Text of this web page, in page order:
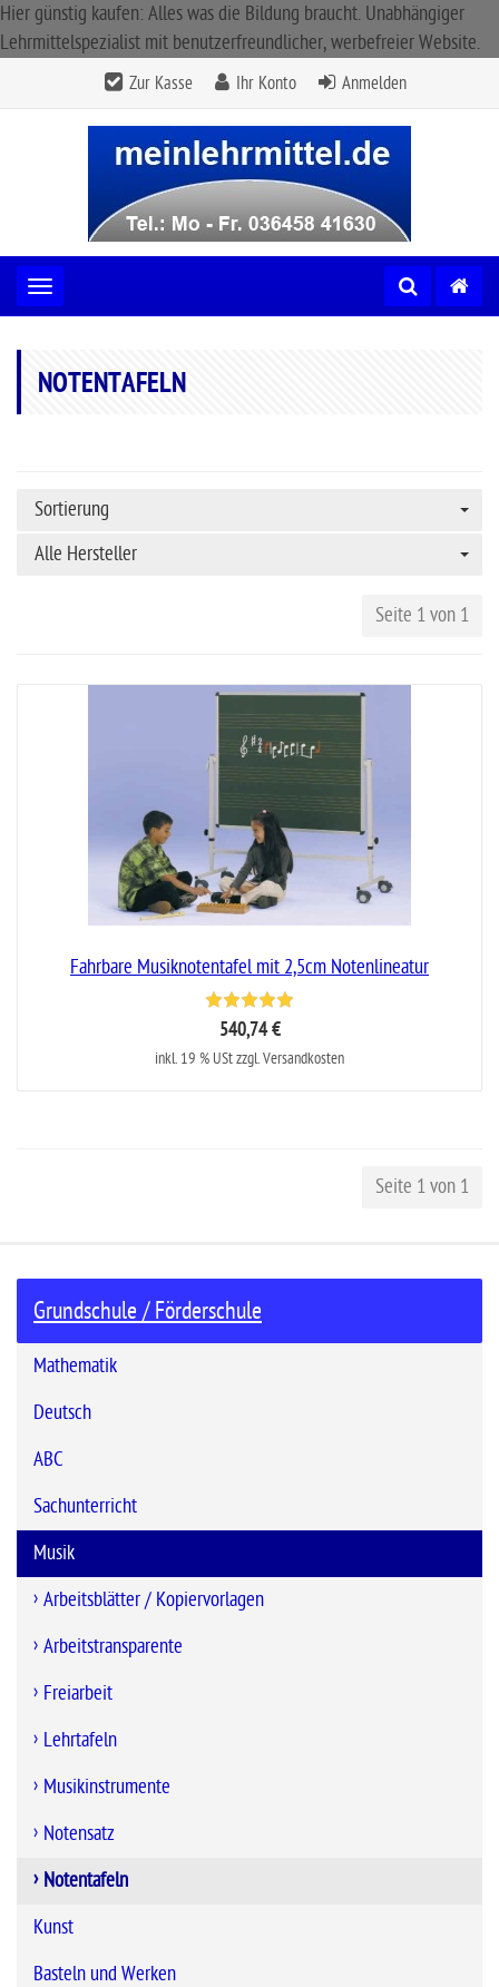
Hier günstig kaufen: Alles was die Bildung braucht. Unabhängiger
Lehrmittelspezialist mit benutzerfreundlicher, werbefreier Website.
Zur Kasse Ihr Konto Anmelden
Toggle navigation
NOTENTAFELN
Sortierung
Alle Hersteller
Seite 1 von 1
Fahrbare Musiknotentafel mit 2,5cm Notenlineatur
540,74 €
inkl. 19 % USt zzgl. Versandkosten
Seite 1 von 1
Grundschule / Förderschule
Mathematik
Deutsch
ABC
Sachunterricht
Musik
Arbeitsblätter / Kopiervorlagen
Arbeitstransparente
Freiarbeit
Lehrtafeln
Musikinstrumente
Notensatz
Notentafeln
Kunst
Basteln und Werken